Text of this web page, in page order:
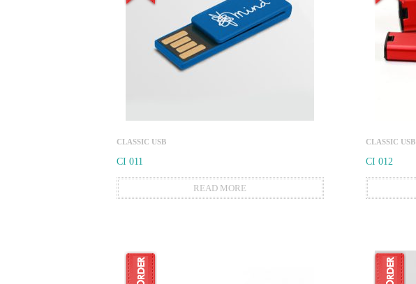
CLASSIC USB
CI 011
READ MORE
CLASSIC USB
CI 012